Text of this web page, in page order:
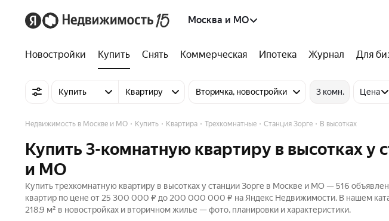
Москва и МО
Новостройки Купить Снять Коммерческая Ипотека Журнал Для
Купить Квартиру Вторичка, новостройки 3 комн. Цена
Недвижимость в Москве и МО Купить Квартира Трехкомнатные Станция Зорге В высотках
Купить 3-комнатную квартиру в высотках у
и МО
Купить трехкомнатную квартиру в высотках у станции Зорге в Москве и МО — 516
квартир по цене от 25 300 000 ₽ до 200 000 000 ₽ на Яндекс Недвижимости. В нашем
218,9 м² в новостройках и вторичном жилье — фото, планировки и характеристики.